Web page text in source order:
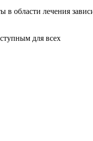
в области лечения
для всех